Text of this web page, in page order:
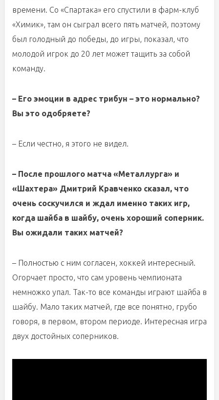
времени. Со «Спартака» его спустили в фарм-клуб
«Химик», там он сыграл всего пять матчей, поэтому
был голодный до победы, до игры, показал, что
молодой игрок до 20 лет может тащить за собой
команду.
– Его эмоции в адрес трибун – это нормально?
Вы это одобряете?
– Если честно, я этого не видел.
– После прошлого матча «Металлурга» и
«Шахтера» Дмитрий Кравченко сказал, что
очень соскучился и ждал именно таких игр,
когда шайба в шайбу, очень хороший соперник.
Вы ожидали таких матчей?
– Полностью с ним согласен, хоккей интересный.
Огорчает просто, что сам уровень чемпионата
немножко упал. Так-то все команды играют шайба в
шайбу. Мало таких матчей, где все понятно, грубо
говоря, в первом, втором периоде. Интересная игра
двух достойных соперников.